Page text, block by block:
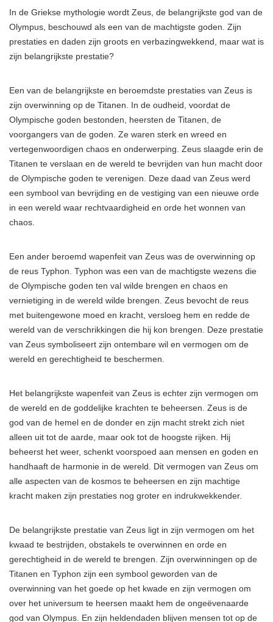
In de Griekse mythologie wordt Zeus, de belangrijkste god van de
Olympus, beschouwd als een van de machtigste goden. Zijn
prestaties en daden zijn groots en verbazingwekkend, maar wat is
zijn belangrijkste prestatie?
Een van de belangrijkste en beroemdste prestaties van Zeus is
zijn overwinning op de Titanen. In de oudheid, voordat de
Olympische goden bestonden, heersten de Titanen, de
voorgangers van de goden. Ze waren sterk en wreed en
vertegenwoordigen chaos en onderwerping. Zeus slaagde erin de
Titanen te verslaan en de wereld te bevrijden van hun macht door
de Olympische goden te verenigen. Deze daad van Zeus werd
een symbool van bevrijding en de vestiging van een nieuwe orde
in een wereld waar rechtvaardigheid en orde het wonnen van
chaos.
Een ander beroemd wapenfeit van Zeus was de overwinning op
de reus Typhon. Typhon was een van de machtigste wezens die
de Olympische goden ten val wilde brengen en chaos en
vernietiging in de wereld wilde brengen. Zeus bevocht de reus
met buitengewone moed en kracht, versloeg hem en redde de
wereld van de verschrikkingen die hij kon brengen. Deze prestatie
van Zeus symboliseert zijn ontembare wil en vermogen om de
wereld en gerechtigheid te beschermen.
Het belangrijkste wapenfeit van Zeus is echter zijn vermogen om
de wereld en de goddelijke krachten te beheersen. Zeus is de
god van de hemel en de donder en zijn macht strekt zich niet
alleen uit tot de aarde, maar ook tot de hoogste rijken. Hij
beheerst het weer, schenkt voorspoed aan mensen en goden en
handhaaft de harmonie in de wereld. Dit vermogen van Zeus om
alle aspecten van de kosmos te beheersen en zijn machtige
kracht maken zijn prestaties nog groter en indrukwekkender.
De belangrijkste prestatie van Zeus ligt in zijn vermogen om het
kwaad te bestrijden, obstakels te overwinnen en orde en
gerechtigheid in de wereld te brengen. Zijn overwinningen op de
Titanen en Typhon zijn een symbool geworden van de
overwinning van het goede op het kwade en zijn vermogen om
over het universum te heersen maakt hem de ongeëvenaarde
god van Olympus. En zijn heldendaden blijven mensen tot op de